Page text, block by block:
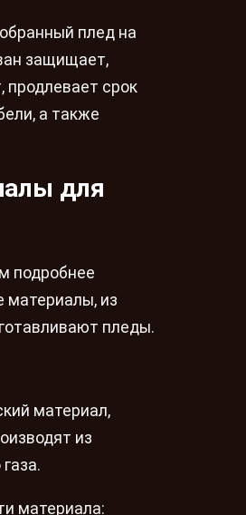
плед на
защищает,
продлевает срок
а также
для
подробнее
материалы, из
пледы.
материал,
из
материала: